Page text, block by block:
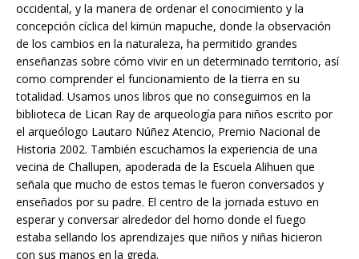
occidental, y la manera de ordenar el conocimiento y la
concepción cíclica del kimün mapuche, donde la observación
de los cambios en la naturaleza, ha permitido grandes
enseñanzas sobre cómo vivir en un determinado territorio, así
como comprender el funcionamiento de la tierra en su
totalidad. Usamos unos libros que no conseguimos en la
biblioteca de Lican Ray de arqueología para niños escrito por
el arqueólogo Lautaro Núñez Atencio, Premio Nacional de
Historia 2002. También escuchamos la experiencia de una
vecina de Challupen, apoderada de la Escuela Alihuen que
señala que mucho de estos temas le fueron conversados y
enseñados por su padre. El centro de la jornada estuvo en
esperar y conversar alrededor del horno donde el fuego
estaba sellando los aprendizajes que niños y niñas hicieron
con sus manos en la greda.